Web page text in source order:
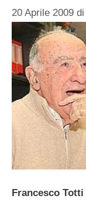
20 Aprile 2009 di
Francesco Totti